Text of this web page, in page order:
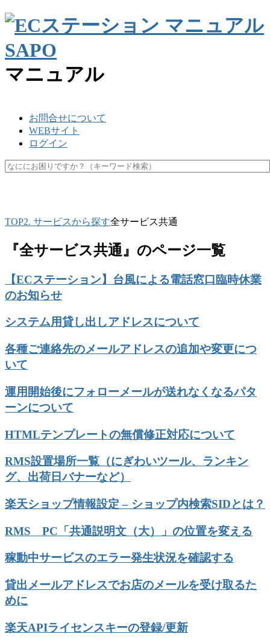
マニュアル
お問合せについて
WEBサイト
ログイン
TOP2. サービスから探す全サービス共通
『全サービス共通』のページ一覧
【ECステーション】台風による電話窓口臨時休業
のお知らせ
システム用貸し出しアドレスについて
各種ご連絡先のメールアドレスの追加や変更につ
いて
運用開始後にフォローメールが送れなくなるパタ
ーンについて
HTMLテンプレートの無償修正対応について
RMS設置場所一覧（にぎわいツール、ランキン
グ、出荷日バナーなど）
楽天ショップ情報設定 – ショップ内検索SIDとは？
RMS PC「共通説明文（大）」の位置を変える
稼動中サービスのエラー発生状況を確認する
貸出メールアドレスでお店のメールを受け取るた
めに
楽天APIライセンスキーの登録/更新